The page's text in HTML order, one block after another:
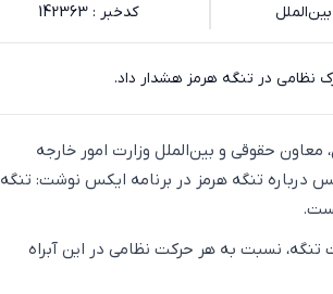
کدخبر : 142363
نظامی در تنگه هرمز هشدار داد.
معاون حقوقی و بین‌الملل وزارت امور خارجه
درباره تنگه هرمز در برنامه ایکس نوشت: تنگه
نسبت به هر حرکت نظامی در این آبراه